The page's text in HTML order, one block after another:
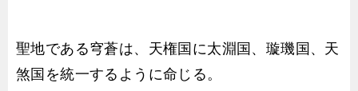
聖地である穹蒼は、天権国に太淵国、璇璣国、天
煞国を統一するように命じる。